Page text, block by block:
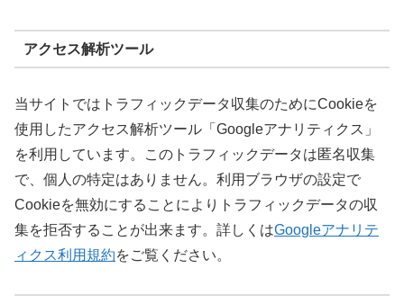
アクセス解析ツール
当サイトではトラフィックデータ収集のためにCookieを
使用したアクセス解析ツール「Googleアナリティクス」
を利用しています。このトラフィックデータは匿名収集
で、個人の特定はありません。利用ブラウザの設定で
Cookieを無効にすることによりトラフィックデータの収
集を拒否することが出来ます。詳しくはGoogleアナリテ
ィクス利用規約をご覧ください。